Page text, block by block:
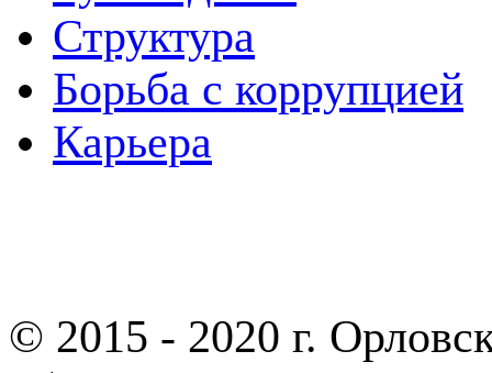
Структура
Борьба с коррупцией
Карьера
© 2015 - 2020 г.